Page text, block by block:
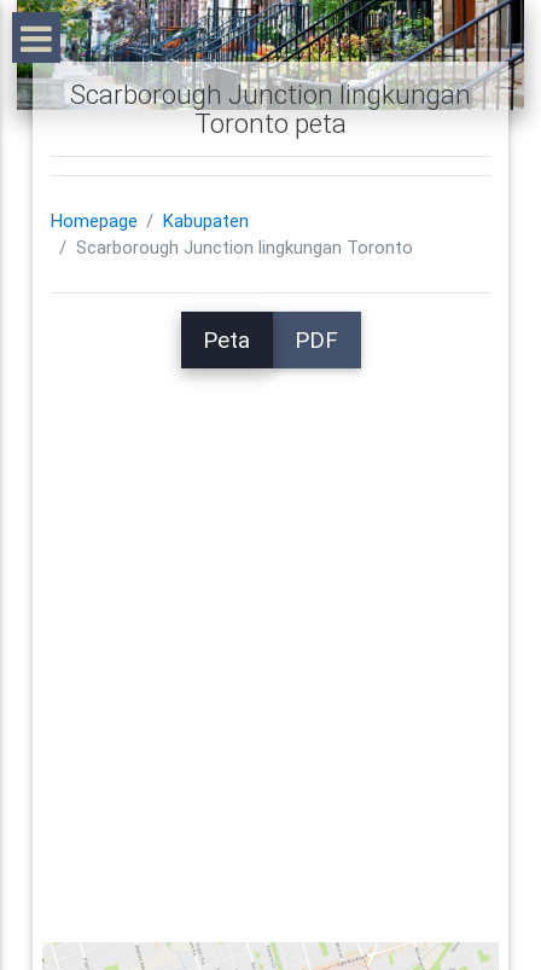
Scarborough Junction lingkungan
Toronto peta
Homepage
Kabupaten
Scarborough Junction lingkungan Toronto
Peta PDF